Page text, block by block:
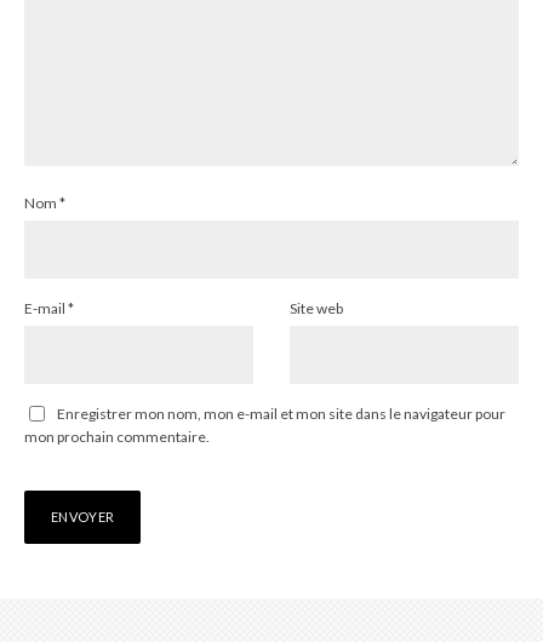
Nom *
E-mail * Site web
Enregistrer mon nom, mon e-mail et mon site dans le navigateur pour
mon prochain commentaire.